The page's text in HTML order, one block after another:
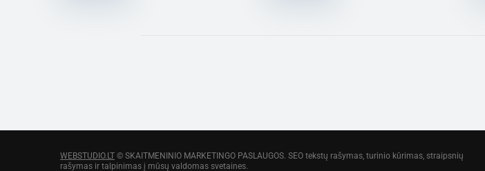
WEBSTUDIO.LT © SKAITMENINIO MARKETINGO PASLAUGOS. SEO tekstų rašymas, turinio kūrimas, straipsnių
rašymas ir talpinimas į mūsų valdomas svetaines.